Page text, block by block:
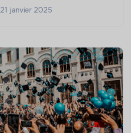
21 janvier 2025